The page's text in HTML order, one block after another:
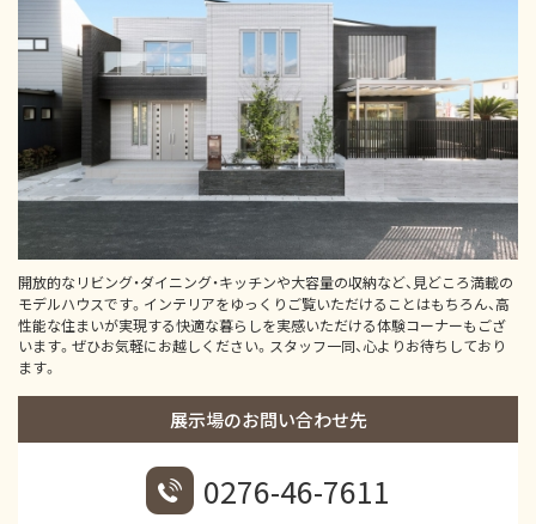
開放的なリビング・ダイニング・キッチンや大容量の収納など、見どころ満載の
モデルハウスです。インテリアをゆっくりご覧いただけることはもちろん、高
性能な住まいが実現する快適な暮らしを実感いただける体験コーナーもござ
います。ぜひお気軽にお越しください。スタッフ一同、心よりお待ちしており
ます。
展示場のお問い合わせ先
0276-46-7611